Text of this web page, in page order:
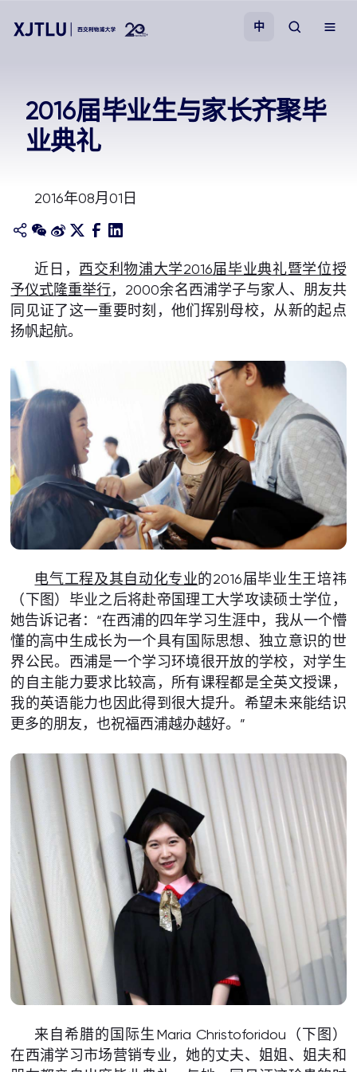
招生
学院
校园生活
关于我们
中
2016届毕业生与家长齐聚毕
业典礼
2016年08月01日
近日， 西交利物浦大学2016届毕业典礼暨学位授
予仪式隆重举行，2000余名西浦学子与家人、朋友共
同见证了这一重要时刻，他们挥别母校，从新的起点
扬帆起航。
电气工程及其自动化专业的2016届毕业生王培祎
（下图）毕业之后将赴帝国理工大学攻读硕士学位，
她告诉记者：“在西浦的四年学习生涯中，我从一个懵
懂的高中生成长为一个具有国际思想、独立意识的世
界公民。西浦是一个学习环境很开放的学校，对学生
的自主能力要求比较高，所有课程都是全英文授课，
我的英语能力也因此得到很大提升。希望未来能结识
更多的朋友，也祝福西浦越办越好。”
来自希腊的国际生Maria Christoforidou（下图）
在西浦学习市场营销专业，她的丈夫、姐姐、姐夫和